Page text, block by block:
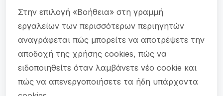
Στην επιλογή «Βοήθεια» στη γραμμή
εργαλείων των περισσότερων περιηγητών
αναγράφεται πώς μπορείτε να αποτρέψετε την
αποδοχή της χρήσης cookies, πώς να
ειδοποιηθείτε όταν λαμβάνετε νέο cookie και
πώς να απενεργοποιήσετε τα ήδη υπάρχοντα